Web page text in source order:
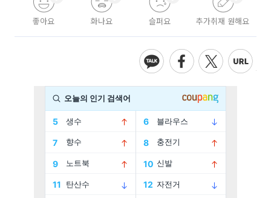
좋아요 화나요 슬퍼요 추가취재 원해요